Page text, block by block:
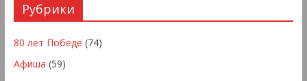
Рубрики
80 лет Победе (74)
Афиша (59)